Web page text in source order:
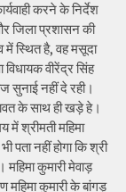
करने के निर्देश
जिला प्रशासन की
में स्थित है, वह मसूदा
वीरेंद्र सिंह
सुनाई नहीं दे रही।
के साथ ही खड़े हे।
में श्रीमती महिमा
पता नहीं होगा कि श्री
कुमारी मेवाड़
कुमारी के बांगड़